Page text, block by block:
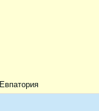
Евпатория